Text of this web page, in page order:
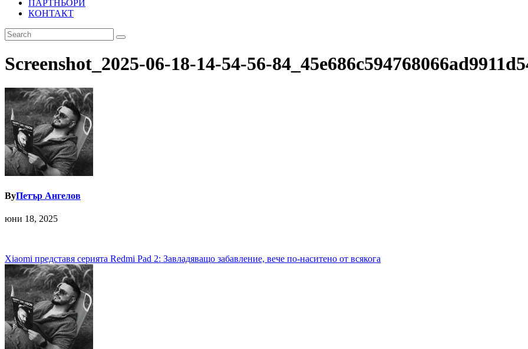
ПАРТНЬОРИ
КОНТАКТ
Screenshot_2025-06-18-14-54-56-
ByПетър Ангелов
юни 18, 2025
Навигация
Xiaomi представя серията Redmi Pad 2: Завладяващо забавление, вече по-наситено от всякога